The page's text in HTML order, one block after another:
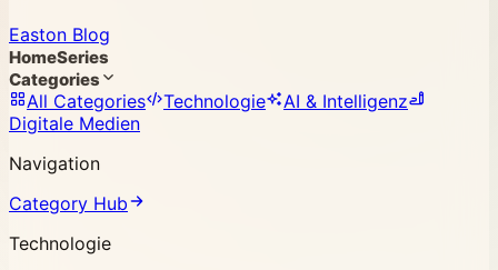
Easton Blog
HomeSeries
Categories
All Categories Technologie
AI & Intelligenz
Digitale Medien
Navigation
Category Hub
Technologie